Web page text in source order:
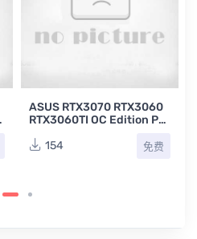
ASUS RTX3070 RTX3060
RTX3060TI OC Edition PG
维修电路原理图
154 免费